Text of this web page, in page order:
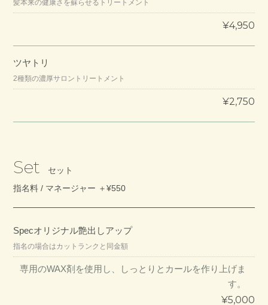
髪本来の健康さを蘇らせるトリートメント
¥4,950
ツヤトリ
2種類の濃厚サロントリートメント
¥2,750
Set
セット
指名料 / マネージャー ＋¥550
Specオリジナル艶出しアップ
指名の場合はカットランクと同金額
専用のWAX剤を使用し、しっとりとカールを作り上げま
す。
¥5,000